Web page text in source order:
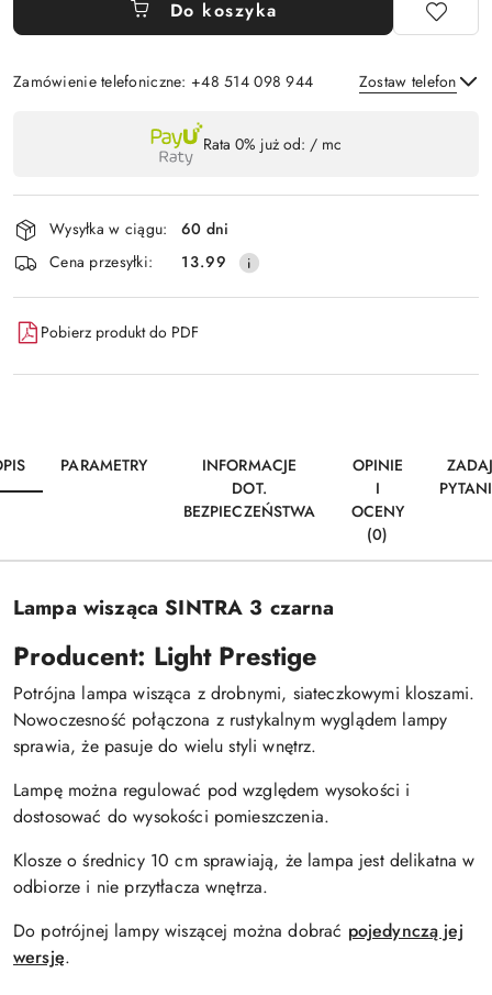
Do koszyka
Zamówienie telefoniczne: +48 514 098 944 Zostaw telefon
płatność
i
dostawa
Rata 0% już od: / mc
Wysyłka w ciągu:
60 dni
Cena przesyłki:
13.99
Pobierz produkt do PDF
PARAMETRY
INFORMACJE
DOT.
BEZPIECZEŃSTWA
OPINIE
I
OCENY
(0)
Lampa wisząca SINTRA 3 czarna
Producent: Light Prestige
Potrójna lampa wisząca z drobnymi, siateczkowymi kloszami.
Nowoczesność połączona z rustykalnym wyglądem lampy
sprawia, że pasuje do wielu styli wnętrz.
Lampę można regulować pod względem wysokości i
dostosować do wysokości pomieszczenia.
Klosze o średnicy 10 cm sprawiają, że lampa jest delikatna w
odbiorze i nie przytłacza wnętrza.
Do potrójnej lampy wiszącej można dobrać pojedynczą jej
wersję.